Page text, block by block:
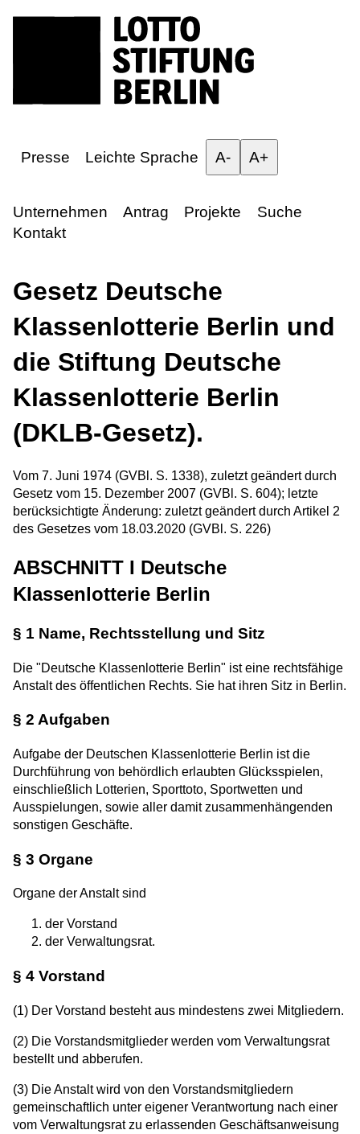
Presse Leichte Sprache A- A+
Unternehmen Antrag Projekte
Suche
Kontakt
Gesetz Deutsche
Klassenlotterie Berlin und
die Stiftung Deutsche
Klassenlotterie Berlin
(DKLB-Gesetz).
Vom 7. Juni 1974 (GVBl. S. 1338), zuletzt geändert durch
Gesetz vom 15. Dezember 2007 (GVBl. S. 604); letzte
berücksichtigte Änderung: zuletzt geändert durch Artikel 2
des Gesetzes vom 18.03.2020 (GVBl. S. 226)
ABSCHNITT I Deutsche
Klassenlotterie Berlin
§ 1 Name, Rechtsstellung und Sitz
Die "Deutsche Klassenlotterie Berlin" ist eine rechtsfähige
Anstalt des öffentlichen Rechts. Sie hat ihren Sitz in Berlin.
§ 2 Aufgaben
Aufgabe der Deutschen Klassenlotterie Berlin ist die
Durchführung von behördlich erlaubten Glücksspielen,
einschließlich Lotterien, Sporttoto, Sportwetten und
Ausspielungen, sowie aller damit zusammenhängenden
sonstigen Geschäfte.
§ 3 Organe
Organe der Anstalt sind
der Vorstand
der Verwaltungsrat.
§ 4 Vorstand
(1) Der Vorstand besteht aus mindestens zwei Mitgliedern.
(2) Die Vorstandsmitglieder werden vom Verwaltungsrat
bestellt und abberufen.
(3) Die Anstalt wird von den Vorstandsmitgliedern
gemeinschaftlich unter eigener Verantwortung nach einer
vom Verwaltungsrat zu erlassenden Geschäftsanweisung